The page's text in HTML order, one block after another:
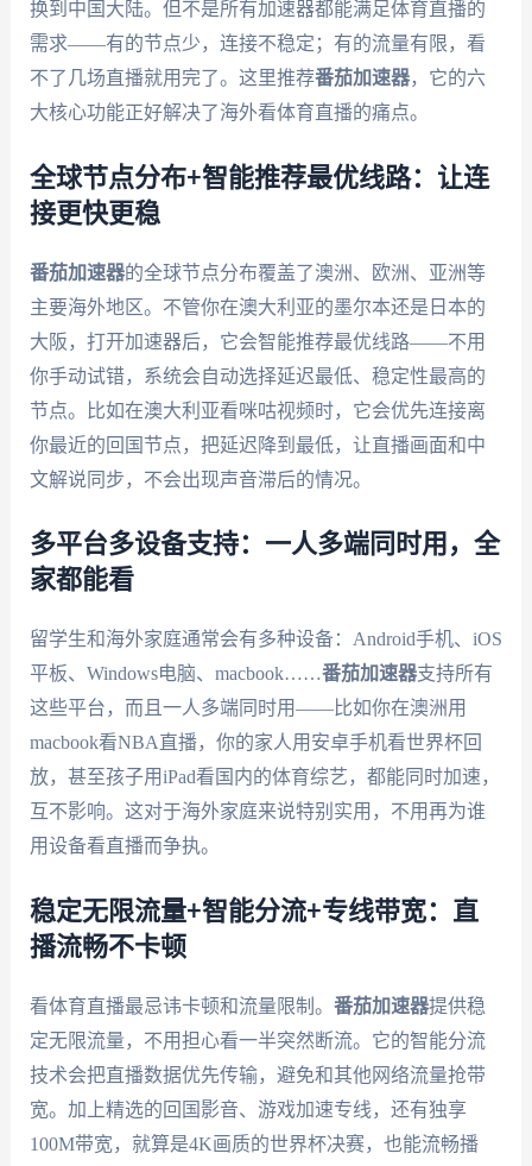
换到中国大陆。但不是所有加速器都能满足体育直播的
需求——有的节点少，连接不稳定；有的流量有限，看
不了几场直播就用完了。这里推荐番茄加速器，它的六
大核心功能正好解决了海外看体育直播的痛点。
全球节点分布+智能推荐最优线路：让连
接更快更稳
番茄加速器的全球节点分布覆盖了澳洲、欧洲、亚洲等
主要海外地区。不管你在澳大利亚的墨尔本还是日本的
大阪，打开加速器后，它会智能推荐最优线路——不用
你手动试错，系统会自动选择延迟最低、稳定性最高的
节点。比如在澳大利亚看咪咕视频时，它会优先连接离
你最近的回国节点，把延迟降到最低，让直播画面和中
文解说同步，不会出现声音滞后的情况。
多平台多设备支持：一人多端同时用，全
家都能看
留学生和海外家庭通常会有多种设备：Android手机、iOS
平板、Windows电脑、macbook……番茄加速器支持所有
这些平台，而且一人多端同时用——比如你在澳洲用
macbook看NBA直播，你的家人用安卓手机看世界杯回
放，甚至孩子用iPad看国内的体育综艺，都能同时加速，
互不影响。这对于海外家庭来说特别实用，不用再为谁
用设备看直播而争执。
稳定无限流量+智能分流+专线带宽：直
播流畅不卡顿
看体育直播最忌讳卡顿和流量限制。 番茄加速器提供稳
定无限流量，不用担心看一半突然断流。它的智能分流
技术会把直播数据优先传输，避免和其他网络流量抢带
宽。加上精选的回国影音、游戏加速专线，还有独享
100M带宽，就算是4K画质的世界杯决赛，也能流畅播